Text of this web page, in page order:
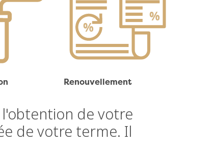
Renouvellement
de votre
de votre terme. Il